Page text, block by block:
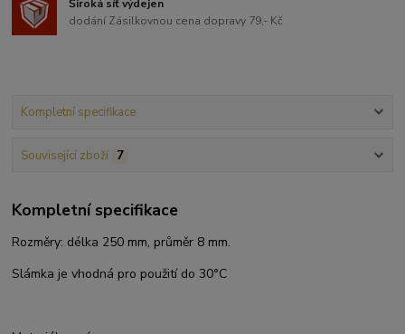
Široká síť výdejen
dodání Zásilkovnou cena dopravy 79,- Kč
Kompletní specifikace
Související zboží 7
Kompletní specifikace
Rozměry: délka 250 mm, průměr 8 mm.
Slámka je vhodná pro použití do 30°C